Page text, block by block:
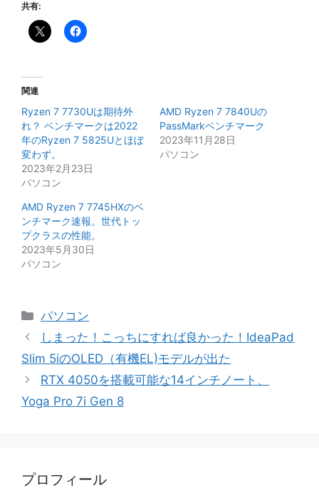
共有:
関連
Ryzen 7 7730Uは期待外
れ？ ベンチマークは2022
年のRyzen 7 5825Uとほぼ
変わず。
2023年2月23日
パソコン
AMD Ryzen 7 7840Uの
PassMarkベンチマーク
2023年11月28日
パソコン
AMD Ryzen 7 7745HXのベ
ンチマーク速報。世代トッ
プクラスの性能。
2023年5月30日
パソコン
カ
テ
リ
ー
パソコン
しまった！こっちにすれば良かった！IdeaPad
Slim 5iのOLED（有機EL)モデルが出た
RTX 4050を搭載可能な14インチノート、
Yoga Pro 7i Gen 8
プロフィール